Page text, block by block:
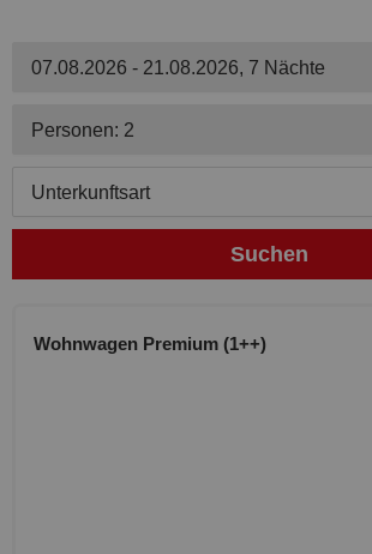
07.08.2026 - 21.08.2026, 7 Nächte
Personen: 2
Unterkunftsart
Suchen
Wohnwagen Premium (1++)